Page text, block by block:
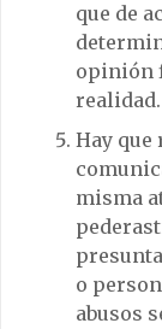
que de
opinión
realidad.
Hay que
misma
o
abusos